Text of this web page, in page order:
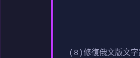
(8)修復俄文版文字